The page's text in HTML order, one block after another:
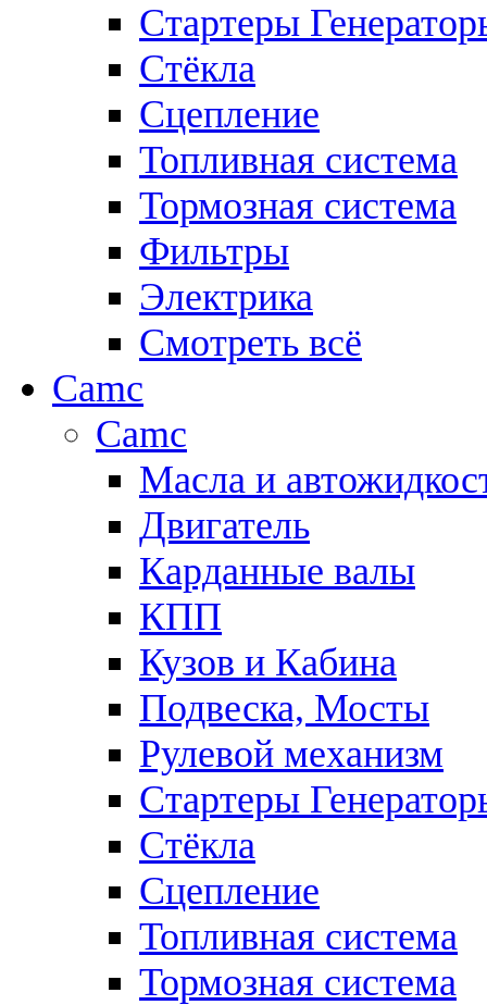
Стартеры
Стёкла
Сцепление
Топливная система
Тормозная система
Фильтры
Электрика
Смотреть всё
Camc
Camc
Масла и
Двигатель
Карданные валы
КПП
Кузов и Кабина
Подвеска, Мосты
Рулевой механизм
Стартеры
Стёкла
Сцепление
Топливная система
Тормозная система